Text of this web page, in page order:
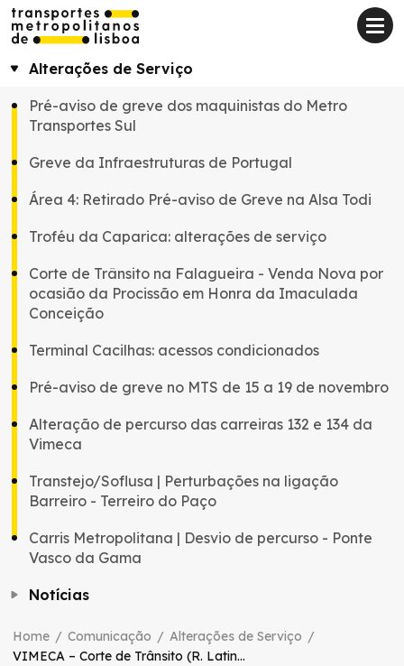
Home / Comunicação / Alterações de Serviço /
VIMECA – Corte de Trânsito (R. Latino Coelho)
Alterações de Serviço
Pré-aviso de greve dos maquinistas do Metro
Transportes Sul
Greve da Infraestruturas de Portugal
Área 4: Retirado Pré-aviso de Greve na Alsa Todi
Troféu da Caparica: alterações de serviço
Corte de Trânsito na Falagueira - Venda Nova por
ocasião da Procissão em Honra da Imaculada
Conceição
Terminal Cacilhas: acessos condicionados
Pré-aviso de greve no MTS de 15 a 19 de novembro
Alteração de percurso das carreiras 132 e 134 da
Vimeca
Transtejo/Soflusa | Perturbações na ligação
Barreiro - Terreiro do Paço
Carris Metropolitana | Desvio de percurso - Ponte
Vasco da Gama
Notícias